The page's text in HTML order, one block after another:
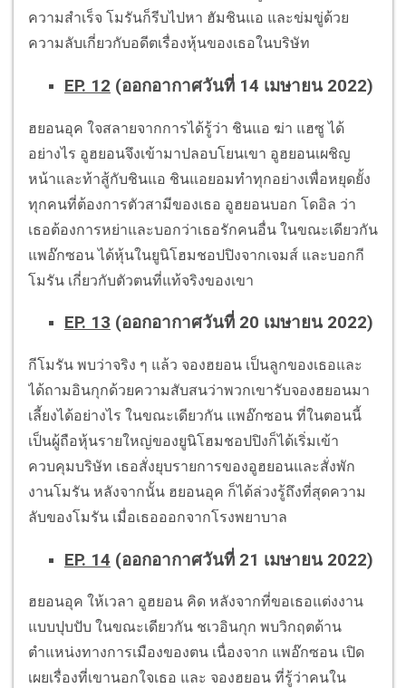
ความสำเร็จ โมรันก็รีบไปหา ฮัมชินแอ และข่มขู่ด้วย
ความลับเกี่ยวกับอดีตเรื่องหุ้นของเธอในบริษัท
EP. 12 (ออกอากาศวันที่ 14 เมษายน 2022)
ฮยอนอุค ใจสลายจากการได้รู้ว่า ชินแอ ฆ่า แฮซู ได้
อย่างไร อูฮยอนจึงเข้ามาปลอบโยนเขา อูฮยอนเผชิญ
หน้าและท้าสู้กับชินแอ ชินแอยอมทำทุกอย่างเพื่อหยุดยั้ง
ทุกคนที่ต้องการตัวสามีของเธอ อูฮยอนบอก โดอิล ว่า
เธอต้องการหย่าและบอกว่าเธอรักคนอื่น ในขณะเดียวกัน
แพอ๊กซอน ได้หุ้นในยูนิโฮมชอปปิงจากเจมส์ และบอกกี
โมรัน เกี่ยวกับตัวตนที่แท้จริงของเขา
EP. 13 (ออกอากาศวันที่ 20 เมษายน 2022)
กีโมรัน พบว่าจริง ๆ แล้ว จองฮยอน เป็นลูกของเธอและ
ได้ถามอินกุกด้วยความสับสนว่าพวกเขารับจองฮยอนมา
เลี้ยงได้อย่างไร ในขณะเดียวกัน แพอ๊กซอน ที่ในตอนนี้
เป็นผู้ถือหุ้นรายใหญ่ของยูนิโฮมชอปปิงก็ได้เริ่มเข้า
ควบคุมบริษัท เธอสั่งยุบรายการของอูฮยอนและสั่งพัก
งานโมรัน หลังจากนั้น ฮยอนอุค ก็ได้ล่วงรู้ถึงที่สุดความ
ลับของโมรัน เมื่อเธอออกจากโรงพยาบาล
EP. 14 (ออกอากาศวันที่ 21 เมษายน 2022)
ฮยอนอุค ให้เวลา อูฮยอน คิด หลังจากที่ขอเธอแต่งงาน
แบบปุบปับ ในขณะเดียวกัน ชเวอินกุก พบวิกฤตด้าน
ตำแหน่งทางการเมืองของตน เนื่องจาก แพอ๊กซอน เปิด
เผยเรื่องที่เขานอกใจเธอ และ จองฮยอน ที่รู้ว่าคนใน